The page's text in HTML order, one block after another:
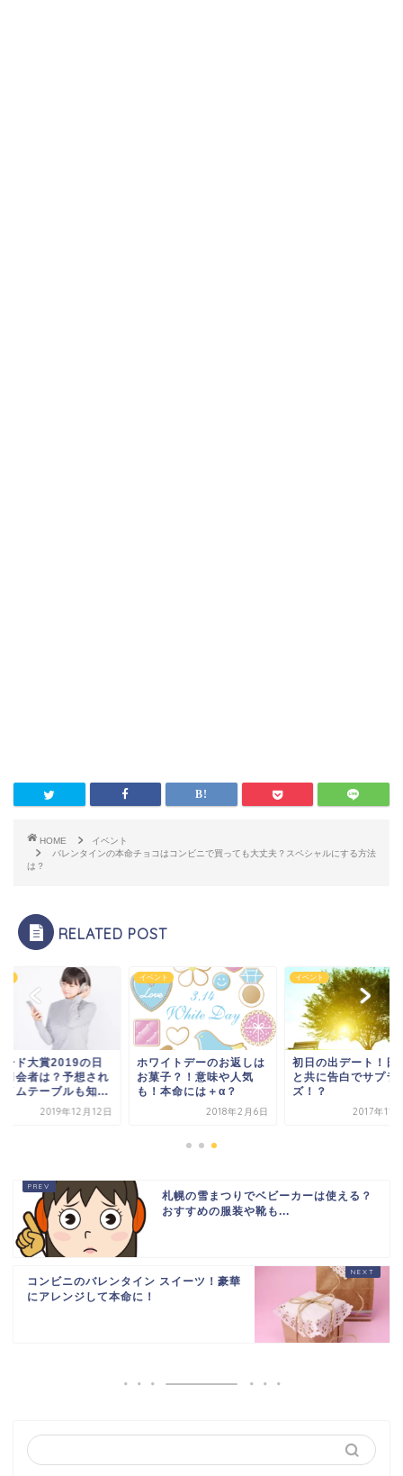
HOME
イベント
バレンタインの本命チョコはコンビニで買っても大丈夫？スペシャルにする方法
は？
RELATED POST
ード大賞2019の日
司会者は？予想され
イムテーブルも知...
2019年12月12日
イベント
ホワイトデーのお返しは
お菓子？！意味や人気
も！本命には＋α？
2018年2月6日
イベント
初日の出デート！日
と共に告白でサプラ
ズ！？
2017年11
札幌の雪まつりでベビーカーは使える？
おすすめの服装や靴も...
コンビニのバレンタイン スイーツ！豪華
にアレンジして本命に！